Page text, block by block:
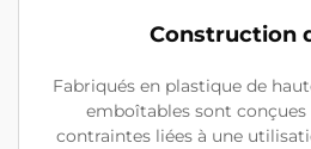
Construction
Fabriqués en plastique de
emboîtables sont
contraintes liées à une